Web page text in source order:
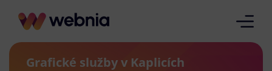
Grafické služby v Kaplicích